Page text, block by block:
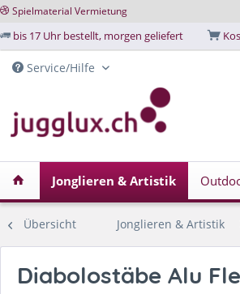
Spielmaterial Vermietung
bis 17 Uhr bestellt, morgen geliefert
Service/Hilfe
Jonglieren & Artistik
Übersicht Jonglieren & Artistik
Diabolostäbe Alu